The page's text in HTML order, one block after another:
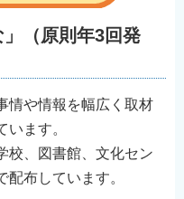
」（原則年3回発
情や情報を幅広く取材
います。
、図書館、文化セン
布しています。